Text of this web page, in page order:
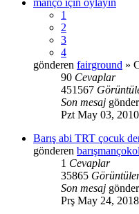
1
2
3
4
gönderen fairground »
90 Cevaplar
451567
Son mesaj
Pzt May 03,
Barış abi TRT çocuk
gönderen
1 Cevaplar
35865
Son mesaj
Prş May 24,